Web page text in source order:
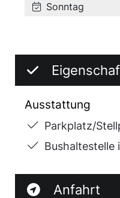
Sonntag
Ausstattung
Parkplatz/
Bushaltestelle
Anfahrt